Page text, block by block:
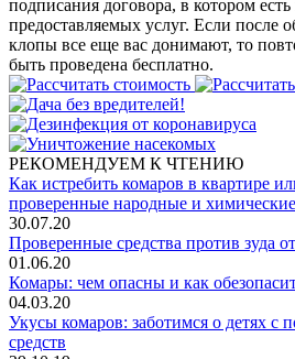
подписания договора, в котором есть
предоставляемых услуг. Если после
клопы все еще вас донимают, то
быть проведена бесплатно.
РЕКОМЕНДУЕМ К ЧТЕНИЮ
Как истребить комаров в квартире
проверенные народные и химические
30.07.20
Проверенные средства против зуда
01.06.20
Комары: чем опасны и как
04.03.20
Укусы комаров: заботимся о детях
средств